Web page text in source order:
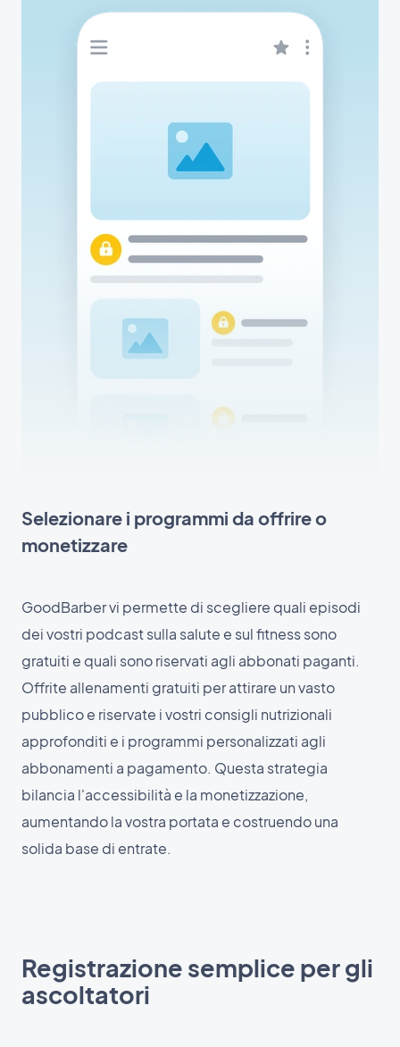
Selezionare i programmi da offrire o
monetizzare
GoodBarber vi permette di scegliere quali episodi
dei vostri podcast sulla salute e sul fitness sono
gratuiti e quali sono riservati agli abbonati paganti.
Offrite allenamenti gratuiti per attirare un vasto
pubblico e riservate i vostri consigli nutrizionali
approfonditi e i programmi personalizzati agli
abbonamenti a pagamento. Questa strategia
bilancia l'accessibilità e la monetizzazione,
aumentando la vostra portata e costruendo una
solida base di entrate.
Registrazione semplice per gli
ascoltatori